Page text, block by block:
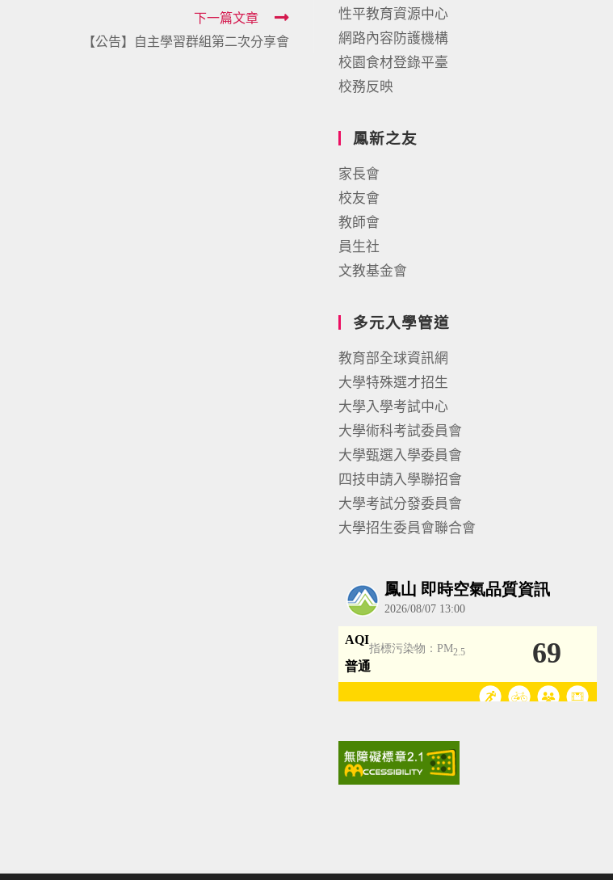
下一篇文章
【公告】自主學習群組第二次分享會
性平教育資源中心
網路內容防護機構
校園食材登錄平臺
校務反映
鳳新之友
家長會
校友會
教師會
員生社
文教基金會
多元入學管道
教育部全球資訊網
大學特殊選才招生
大學入學考試中心
大學術科考試委員會
大學甄選入學委員會
四技申請入學聯招會
大學考試分發委員會
大學招生委員會聯合會